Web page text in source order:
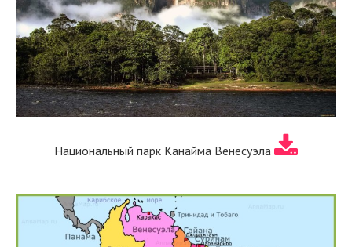
Национальный парк Канайма Венесуэла